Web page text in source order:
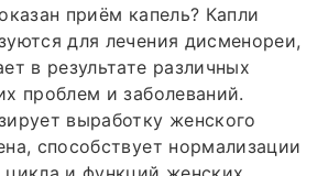
приём капель? Капли
для лечения дисменореи,
в результате различных
проблем и заболеваний.
выработку женского
способствует нормализации